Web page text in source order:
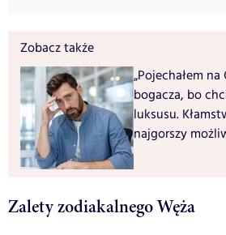
Zobacz także
„Pojechałem
bogacza, bo
luksusu.
najgorszy
Zalety zodiakalnego Węża